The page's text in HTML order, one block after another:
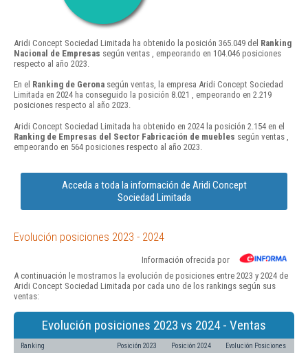
Aridi Concept Sociedad Limitada ha obtenido la posición 365.049 del Ranking
Nacional de Empresas según ventas , empeorando en 104.046 posiciones
respecto al año 2023.
En el Ranking de Gerona según ventas, la empresa Aridi Concept Sociedad
Limitada en 2024 ha conseguido la posición 8.021 , empeorando en 2.219
posiciones respecto al año 2023.
Aridi Concept Sociedad Limitada ha obtenido en 2024 la posición 2.154 en el
Ranking de Empresas del Sector Fabricación de muebles según ventas ,
empeorando en 564 posiciones respecto al año 2023.
Acceda a toda la información de Aridi Concept
Sociedad Limitada
Evolución posiciones 2023 - 2024
Información ofrecida por
A continuación le mostramos la evolución de posiciones entre 2023 y 2024 de
Aridi Concept Sociedad Limitada por cada uno de los rankings según sus
ventas:
Evolución posiciones 2023 vs 2024 - Ventas
Ranking Posición 2023 Posición 2024 Evolución Posiciones